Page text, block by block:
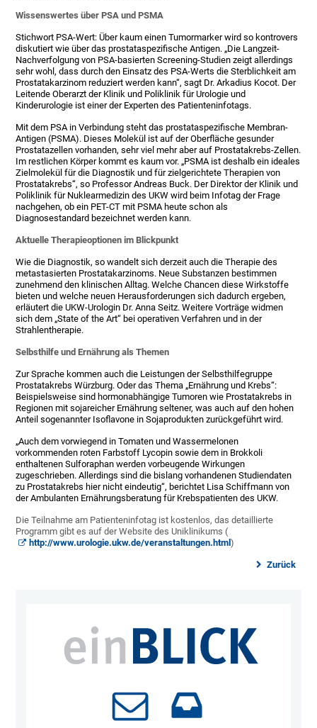
Wissenswertes über PSA und PSMA
Stichwort PSA-Wert: Über kaum einen Tumormarker wird so kontrovers
diskutiert wie über das prostataspezifische Antigen. „Die Langzeit-
Nachverfolgung von PSA-basierten Screening-Studien zeigt allerdings
sehr wohl, dass durch den Einsatz des PSA-Werts die Sterblichkeit am
Prostatakarzinom reduziert werden kann“, sagt Dr. Arkadius Kocot. Der
Leitende Oberarzt der Klinik und Poliklinik für Urologie und
Kinderurologie ist einer der Experten des Patienteninfotags.
Mit dem PSA in Verbindung steht das prostataspezifische Membran-
Antigen (PSMA). Dieses Molekül ist auf der Oberfläche gesunder
Prostatazellen vorhanden, sehr viel mehr aber auf Prostatakrebs-Zellen.
Im restlichen Körper kommt es kaum vor. „PSMA ist deshalb ein ideales
Zielmolekül für die Diagnostik und für zielgerichtete Therapien von
Prostatakrebs“, so Professor Andreas Buck. Der Direktor der Klinik und
Poliklinik für Nuklearmedizin des UKW wird beim Infotag der Frage
nachgehen, ob ein PET-CT mit PSMA heute schon als
Diagnosestandard bezeichnet werden kann.
Aktuelle Therapieoptionen im Blickpunkt
Wie die Diagnostik, so wandelt sich derzeit auch die Therapie des
metastasierten Prostatakarzinoms. Neue Substanzen bestimmen
zunehmend den klinischen Alltag. Welche Chancen diese Wirkstoffe
bieten und welche neuen Herausforderungen sich dadurch ergeben,
erläutert die UKW-Urologin Dr. Anna Seitz. Weitere Vorträge widmen
sich dem „State of the Art“ bei operativen Verfahren und in der
Strahlentherapie.
Selbsthilfe und Ernährung als Themen
Zur Sprache kommen auch die Leistungen der Selbsthilfegruppe
Prostatakrebs Würzburg. Oder das Thema „Ernährung und Krebs“:
Beispielsweise sind hormonabhängige Tumoren wie Prostatakrebs in
Regionen mit sojareicher Ernährung seltener, was auch auf den hohen
Anteil sogenannter Isoflavone in Sojaprodukten zurückgeführt wird.
„Auch dem vorwiegend in Tomaten und Wassermelonen
vorkommenden roten Farbstoff Lycopin sowie dem in Brokkoli
enthaltenen Sulforaphan werden vorbeugende Wirkungen
zugeschrieben. Allerdings sind die bislang vorhandenen Studiendaten
zu Prostatakrebs hier nicht eindeutig“, berichtet Lisa Schiffmann von
der Ambulanten Ernährungsberatung für Krebspatienten des UKW.
Die Teilnahme am Patienteninfotag ist kostenlos, das detaillierte
Programm gibt es auf der Website des Uniklinikums (
http://www.urologie.ukw.de/veranstaltungen.html)
Zurück